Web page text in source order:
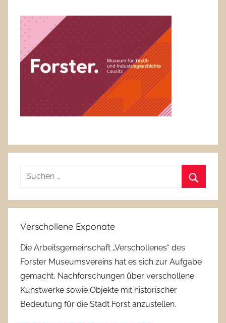
Suchen
Verschollene Exponate
Die Arbeitsgemeinschaft „Verschollenes“ des
Forster Museumsvereins hat es sich zur Aufgabe
gemacht, Nachforschungen über verschollene
Kunstwerke sowie Objekte mit historischer
Bedeutung für die Stadt Forst anzustellen.